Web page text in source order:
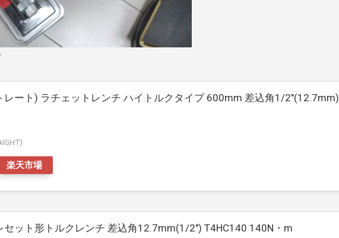
レート) ラチェットレンチ ハイトルクタイプ 600mm 差込角1/2″(12.7mm)
楽天市場
セット形トルクレンチ 差込角12.7mm(1/2″) T4HC140 140N・m